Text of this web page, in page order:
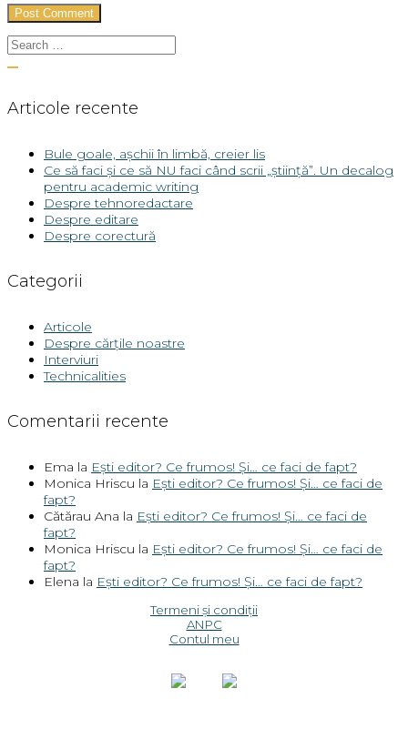
Articole recente
Bule goale, așchii în limbă, creier lis
Ce să faci și ce să NU faci când scrii „știință”. Un decalog
pentru academic writing
Despre tehnoredactare
Despre editare
Despre corectură
Categorii
Articole
Despre cărțile noastre
Interviuri
Technicalities
Comentarii recente
Ema la Ești editor? Ce frumos! Și… ce faci de fapt?
Monica Hriscu la Ești editor? Ce frumos! Și… ce faci de
fapt?
Cătărau Ana la Ești editor? Ce frumos! Și… ce faci de
fapt?
Monica Hriscu la Ești editor? Ce frumos! Și… ce faci de
fapt?
Elena la Ești editor? Ce frumos! Și… ce faci de fapt?
Termeni și condiții
ANPC
Contul meu